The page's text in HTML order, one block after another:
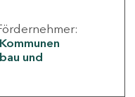
Kommunen
und